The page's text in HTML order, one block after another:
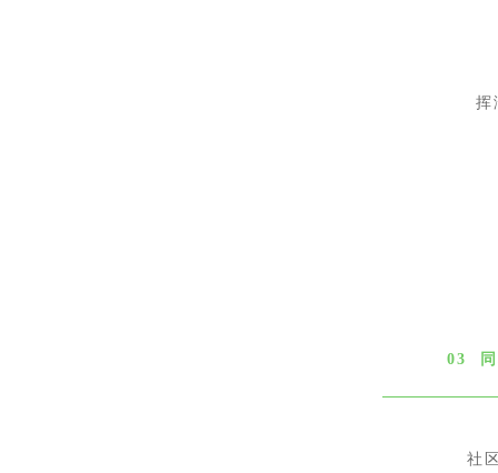
挥
03 同
社